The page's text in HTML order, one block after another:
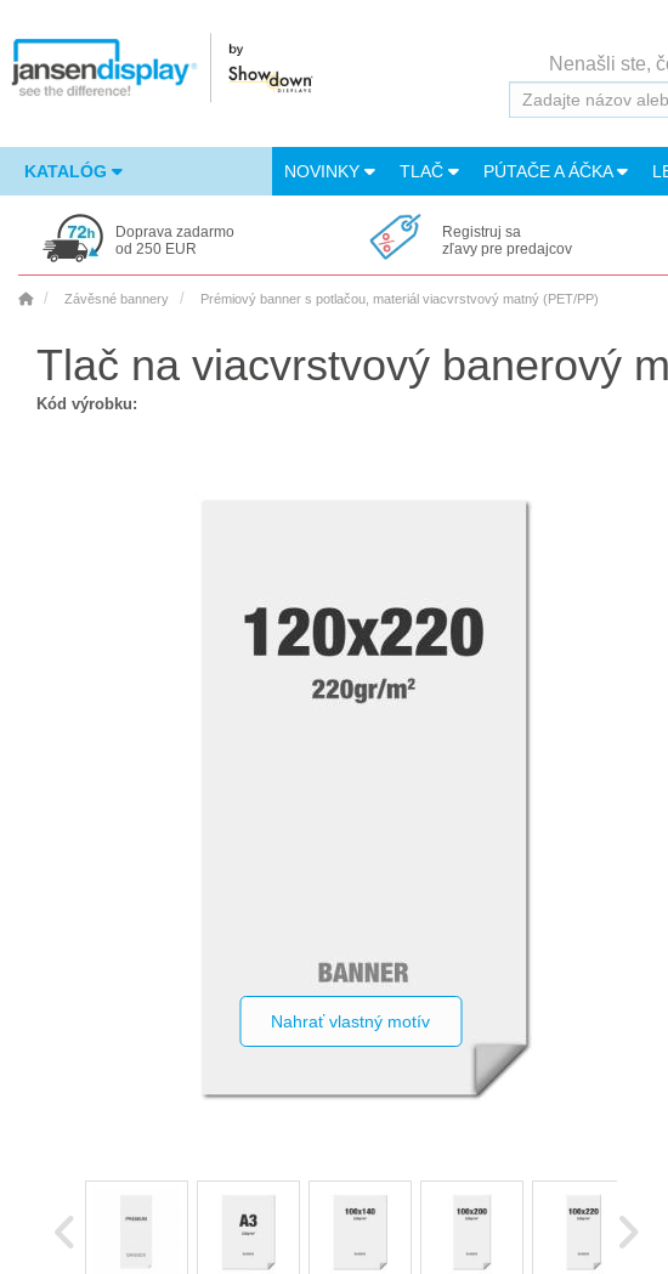
Nenašli ste,
KATALÓG NOVINKY TLAČ PÚTAČE A ÁČKA
Doprava zadarmo
od 250 EUR
Registruj sa
zľavy pre predajcov
Závěsné bannery Prémiový banner s potlačou, materiál viacvrstvový matný (PET/PP)
Tlač na viacvrstvový banerový
Kód výrobku:
Nahrať vlastný motív